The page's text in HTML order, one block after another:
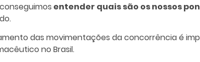
entender quais são os nossos
das movimentações da concorrência é
no Brasil.